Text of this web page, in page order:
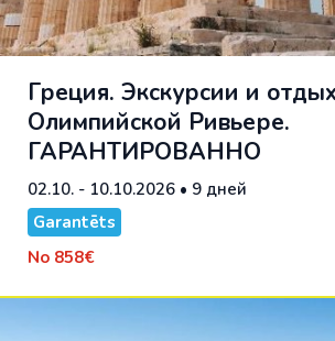
Греция. Экскурсии и
Олимпийской Ривьере.
ГАРАНТИРОВАННО
02.10. - 10.10.2026 • 9 дней
Garantēts
No 858€